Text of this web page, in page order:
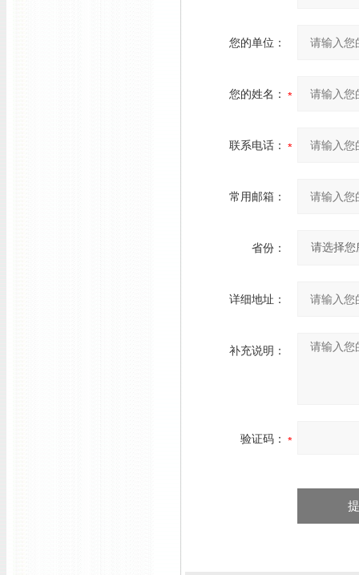
您的单位：
您的姓名：
联系电话：
常用邮箱：
省份：
详细地址：
补充说明：
验证码：